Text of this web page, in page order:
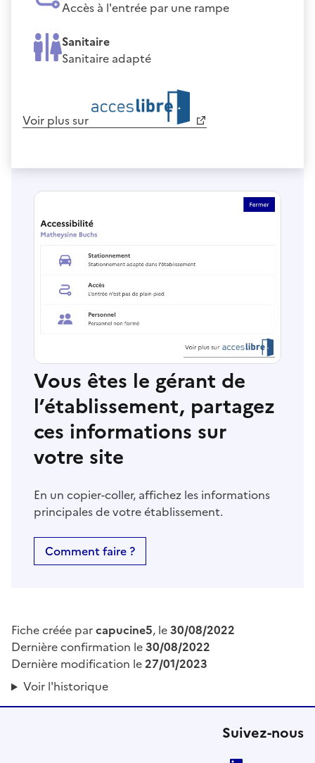
Accès à l'entrée par une rampe
Sanitaire
Sanitaire adapté
Voir plus sur
Vous êtes le gérant de
l’établissement, partagez
ces informations sur
votre site
En un copier-coller, affichez les informations
principales de votre établissement.
Comment faire ?
Fiche créée parcapucine5, le30/08/2022
Dernière confirmation le30/08/2022
Dernière modification le27/01/2023
Voir l'historique
Suivez-nous